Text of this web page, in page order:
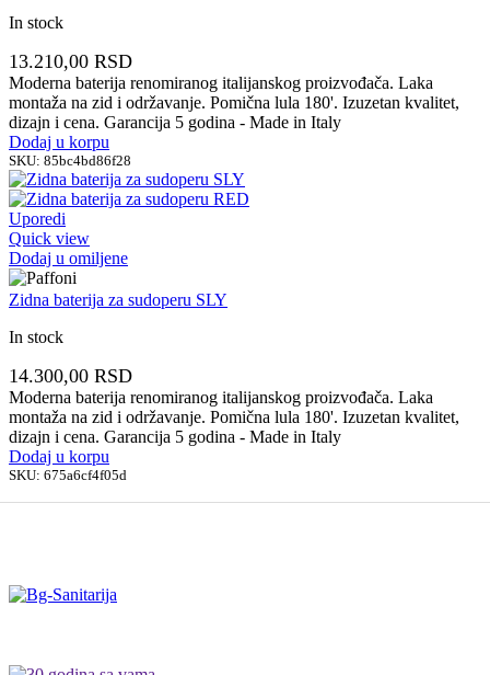
In stock
13.210,00 RSD
Moderna baterija renomiranog italijanskog proizvođača. Laka
montaža na zid i održavanje. Pomična lula 180'. Izuzetan kvalitet,
dizajn i cena. Garancija 5 godina - Made in Italy
Dodaj u korpu
SKU: 85bc4bd86f28
Uporedi
Quick view
Dodaj u omiljene
Zidna baterija za sudoperu SLY
In stock
14.300,00 RSD
Moderna baterija renomiranog italijanskog proizvođača. Laka
montaža na zid i održavanje. Pomična lula 180'. Izuzetan kvalitet,
dizajn i cena. Garancija 5 godina - Made in Italy
Dodaj u korpu
SKU: 675a6cf4f05d